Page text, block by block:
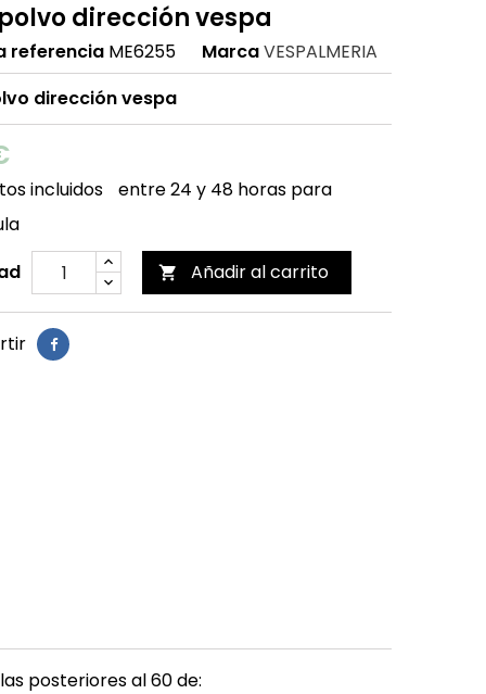
dirección vespa
referencia ME6255 MarcaVESPALMERIA
dirección vespa
incluidos
entre 24 y 48 horas para
 Añadir al carrito
posteriores al 60 de: